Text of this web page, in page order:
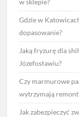
w sklepie?
Gdzie w
dopasowanie?
Jaką fryzurę dla
Józefosławiu?
Czy marmurowe
wytrzymają
Jak zabezpieczyć